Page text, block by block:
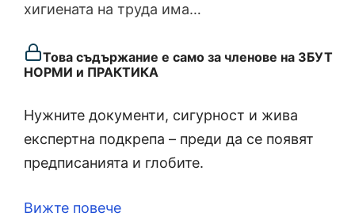
хигиената на труда има…
Това съдържание е само за членове на ЗБУТ
НОРМИ и ПРАКТИКА
Нужните документи, сигурност и жива
експертна подкрепа – преди да се появят
предписанията и глобите.
Вижте повече